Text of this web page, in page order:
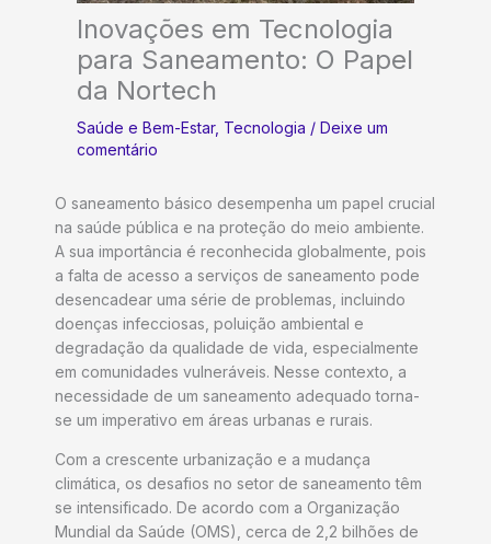
Inovações em Tecnologia
para Saneamento: O Papel
da Nortech
Saúde e Bem-Estar, Tecnologia / Deixe um
comentário
O saneamento básico desempenha um papel crucial
na saúde pública e na proteção do meio ambiente.
A sua importância é reconhecida globalmente, pois
a falta de acesso a serviços de saneamento pode
desencadear uma série de problemas, incluindo
doenças infecciosas, poluição ambiental e
degradação da qualidade de vida, especialmente
em comunidades vulneráveis. Nesse contexto, a
necessidade de um saneamento adequado torna-
se um imperativo em áreas urbanas e rurais.
Com a crescente urbanização e a mudança
climática, os desafios no setor de saneamento têm
se intensificado. De acordo com a Organização
Mundial da Saúde (OMS), cerca de 2,2 bilhões de